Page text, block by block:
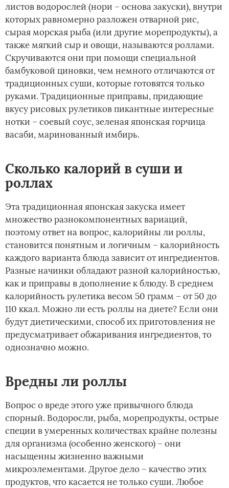
листов водорослей (нори – основа закуски), внутри
которых равномерно разложен отварной рис,
сырая морская рыба (или другие морепродукты), а
также мягкий сыр и овощи, называются роллами.
Скручиваются они при помощи специальной
бамбуковой циновки, чем немного отличаются от
традиционных суши, которые готовятся только
руками. Традиционные приправы, придающие
вкусу рисовых рулетиков пикантные интересные
нотки – соевый соус, зеленая японская горчица
васаби, маринованный имбирь.
Сколько калорий в суши и
роллах
Эта традиционная японская закуска имеет
множество разнокомпонентных вариаций,
поэтому ответ на вопрос, калорийны ли роллы,
становится понятным и логичным – калорийность
каждого варианта блюда зависит от ингредиентов.
Разные начинки обладают разной калорийностью,
как и приправы в дополнение к блюду. В среднем
калорийность рулетика весом 50 грамм – от 50 до
110 ккал. Можно ли есть роллы на диете? Если они
будут диетическими, способ их приготовления не
предусматривает обжаривания ингредиентов, то
однозначно можно.
Вредны ли роллы
Вопрос о вреде этого уже привычного блюда
спорный. Водоросли, рыба, морепродукты, острые
специи в умеренных количествах крайне полезны
для организма (особенно женского) – они
насыщенны жизненно важными
микроэлементами. Другое дело – качество этих
продуктов, что касается не только суши. Любое